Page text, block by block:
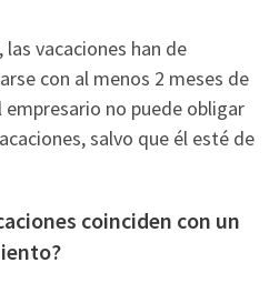
vacaciones han de
con al menos 2 meses de
no puede obligar
salvo que él esté de
coinciden con un